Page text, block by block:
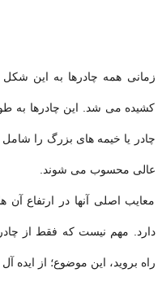
زمانی همه چادرها به این
کشیده می شد. این چادرها به
چادر یا خیمه های بزرگ را شامل
عالی محسوب می شوند.
معایب اصلی آنها در ارتفاع آن
دارد. مهم نیست که فقط از چادر
راه بروید، این موضوع؛ از ایده